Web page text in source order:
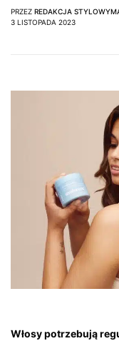
PRZEZ REDAKCJA
3 LISTOPADA 2023
Włosy potrzebują